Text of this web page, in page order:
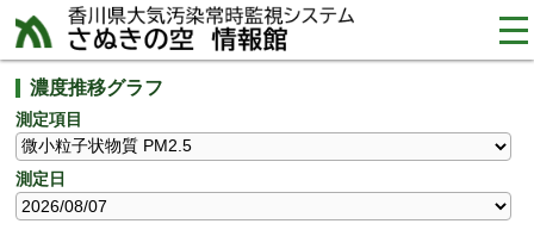
濃度推移グラフ
測定項目
測定日